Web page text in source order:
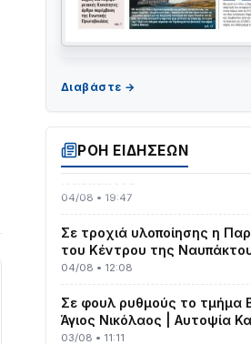
ΡΟΗ ΕΙΔΗΣΕΩΝ
ΤΟ ΠΑΡΤΥ ΣΥΝΕΧΙΖΕΤΑΙ…
Στο σκοτάδι μεγάλο μέρος
Ναυπάκτου
Σε τροχιά υλοποίησης η
του Κέντρου της
04/08 • 12:08
Σε φουλ ρυθμούς το τμήμα
Άγιος Νικόλαος | Αυτοψία
03/08 • 11:11